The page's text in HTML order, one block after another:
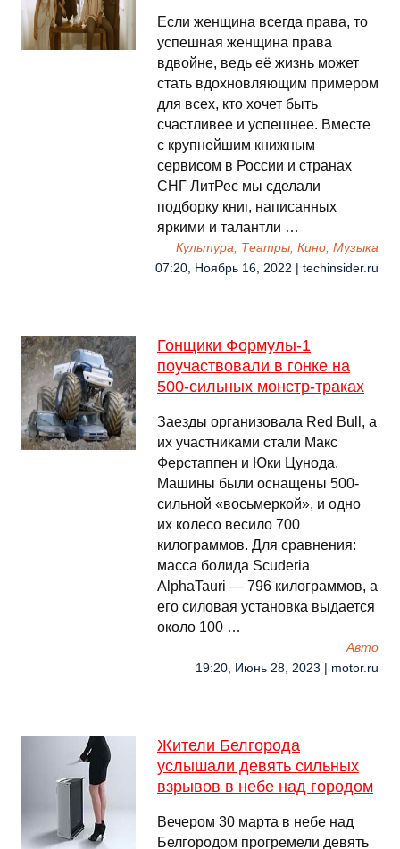
Если женщина всегда права, то
успешная женщина права
вдвойне, ведь её жизнь может
стать вдохновляющим примером
для всех, кто хочет быть
счастливее и успешнее. Вместе
с крупнейшим книжным
сервисом в России и странах
СНГ ЛитРес мы сделали
подборку книг, написанных
яркими и талантли …
Культура, Театры, Кино, Музыка
07:20, Ноябрь 16, 2022 | techinsider.ru
Гонщики Формулы-1
поучаствовали в гонке на
500-сильных монстр-траках
Заезды организовала Red Bull, а
их участниками стали Макс
Ферстаппен и Юки Цунода.
Машины были оснащены 500-
сильной «восьмеркой», и одно
их колесо весило 700
килограммов. Для сравнения:
масса болида Scuderia
AlphaTauri — 796 килограммов, а
его силовая установка выдается
около 100 …
Авто
19:20, Июнь 28, 2023 | motor.ru
Жители Белгорода
услышали девять сильных
взрывов в небе над городом
Вечером 30 марта в небе над
Белгородом прогремели девять